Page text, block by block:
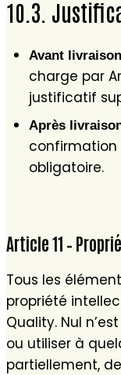
10.3.
Avant
charge par
justificatif
Après
confirmation
obligatoire.
Article 11 –
Tous les
propriété
Quality. Nul
ou utiliser à
partiellement,